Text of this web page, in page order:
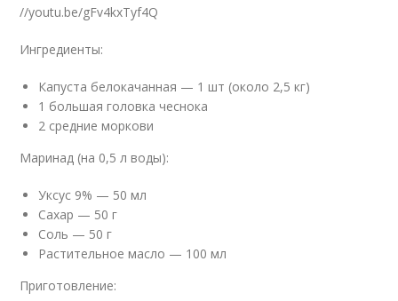
//youtu.be/gFv4kxTyf4Q
Ингредиенты:
Капуста белокачанная — 1 шт (около 2,5 кг)
1 большая головка чеснока
2 средние моркови
Маринад (на 0,5 л воды):
Уксус 9% — 50 мл
Сахар — 50 г
Соль — 50 г
Растительное масло — 100 мл
Приготовление: